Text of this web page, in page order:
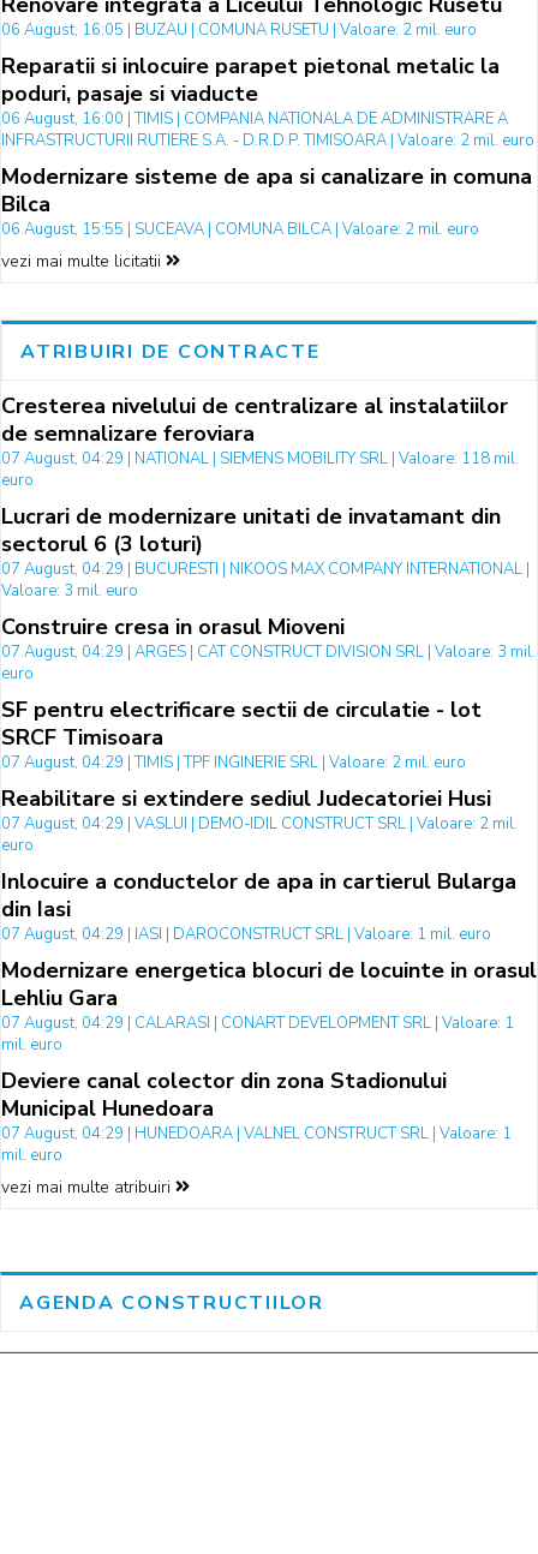
06 August, 16:05 | BUZAU | COMUNA RUSETU | Valoare: 2 mil. euro
Reparatii si inlocuire parapet pietonal metalic la
poduri, pasaje si viaducte
06 August, 16:00 | TIMIS | COMPANIA NATIONALA DE ADMINISTRARE A
INFRASTRUCTURII RUTIERE S.A. - D.R.D.P. TIMISOARA | Valoare: 2 mil. euro
Modernizare sisteme de apa si canalizare in comuna
Bilca
06 August, 15:55 | SUCEAVA | COMUNA BILCA | Valoare: 2 mil. euro
vezi mai multe licitatii
ATRIBUIRI DE CONTRACTE
Cresterea nivelului de centralizare al instalatiilor
de semnalizare feroviara
07 August, 04:29 | NATIONAL | SIEMENS MOBILITY SRL | Valoare: 118 mil.
euro
Lucrari de modernizare unitati de invatamant din
sectorul 6 (3 loturi)
07 August, 04:29 | BUCURESTI | NIKOOS MAX COMPANY INTERNATIONAL |
Valoare: 3 mil. euro
Construire cresa in orasul Mioveni
07 August, 04:29 | ARGES | CAT CONSTRUCT DIVISION SRL | Valoare: 3 mil.
euro
SF pentru electrificare sectii de circulatie - lot
SRCF Timisoara
07 August, 04:29 | TIMIS | TPF INGINERIE SRL | Valoare: 2 mil. euro
Reabilitare si extindere sediul Judecatoriei Husi
07 August, 04:29 | VASLUI | DEMO-IDIL CONSTRUCT SRL | Valoare: 2 mil.
euro
Inlocuire a conductelor de apa in cartierul Bularga
din Iasi
07 August, 04:29 | IASI | DAROCONSTRUCT SRL | Valoare: 1 mil. euro
Modernizare energetica blocuri de locuinte in orasul
Lehliu Gara
07 August, 04:29 | CALARASI | CONART DEVELOPMENT SRL | Valoare: 1
mil. euro
Deviere canal colector din zona Stadionului
Municipal Hunedoara
07 August, 04:29 | HUNEDOARA | VALNEL CONSTRUCT SRL | Valoare: 1
mil. euro
vezi mai multe atribuiri
AGENDA CONSTRUCTIILOR